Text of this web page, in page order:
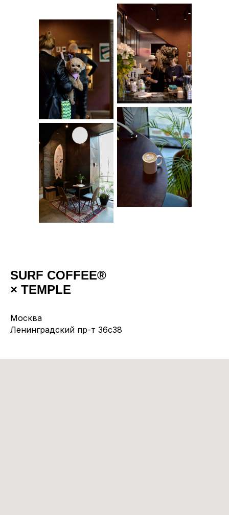
SURF COFFEE®
× TEMPLE
Москва
Ленинградский пр-т 36c38